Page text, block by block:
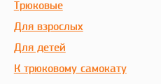
Трюковые
Для взрослых
Для детей
К трюковому самокату